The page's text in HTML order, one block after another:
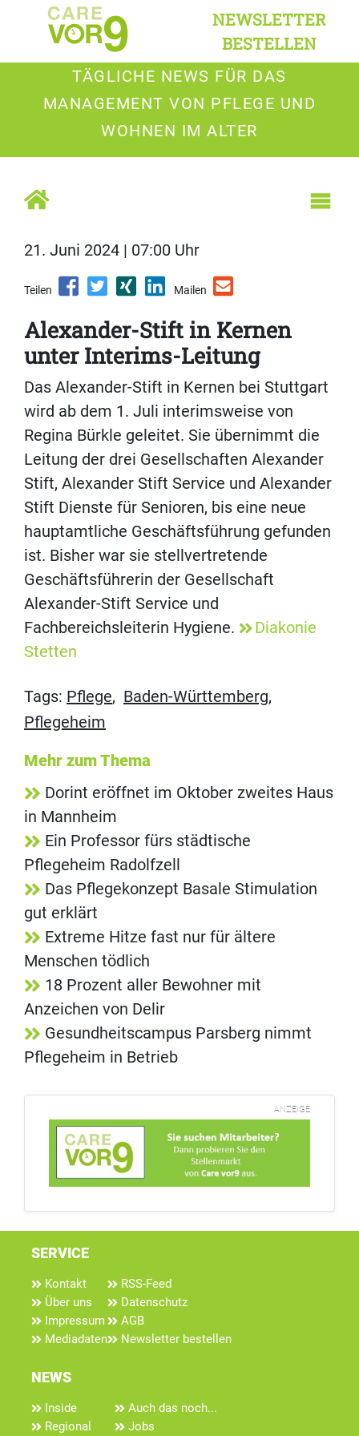
NEWSLETTER
BESTELLEN
TÄGLICHE NEWS FÜR DAS
MANAGEMENT VON PFLEGE UND
WOHNEN IM ALTER
21. Juni 2024 | 07:00 Uhr
Teilen Mailen
Alexander-Stift in Kernen
unter Interims-Leitung
Das Alexander-Stift in Kernen bei Stuttgart
wird ab dem 1. Juli interimsweise von
Regina Bürkle geleitet. Sie übernimmt die
Leitung der drei Gesellschaften Alexander
Stift, Alexander Stift Service und Alexander
Stift Dienste für Senioren, bis eine neue
hauptamtliche Geschäftsführung gefunden
ist. Bisher war sie stellvertretende
Geschäftsführerin der Gesellschaft
Alexander-Stift Service und
Fachbereichsleiterin Hygiene.
Diakonie
Stetten
Tags: Pflege, Baden-Württemberg,
Pflegeheim
Mehr zum Thema
Dorint eröffnet im Oktober zweites Haus
in Mannheim
Ein Professor fürs städtische
Pflegeheim Radolfzell
Das Pflegekonzept Basale Stimulation
gut erklärt
Extreme Hitze fast nur für ältere
Menschen tödlich
18 Prozent aller Bewohner mit
Anzeichen von Delir
Gesundheitscampus Parsberg nimmt
Pflegeheim in Betrieb
ANZEIGE
SERVICE
Kontakt
Über uns
Impressum
Mediadaten
RSS-Feed
Datenschutz
AGB
Newsletter bestellen
NEWS
Inside
Regional
Auch das noch...
Jobs